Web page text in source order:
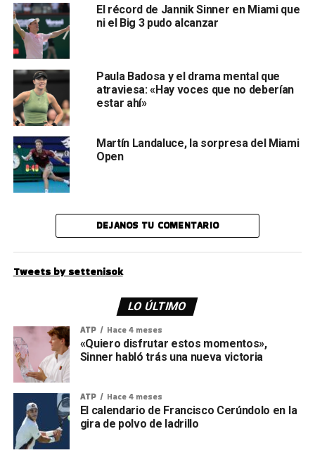
El récord de Jannik Sinner en Miami que
ni el Big 3 pudo alcanzar
Paula Badosa y el drama mental que
atraviesa: «Hay voces que no deberían
estar ahí»
Martín Landaluce, la sorpresa del Miami
Open
DEJANOS TU COMENTARIO
Tweets by settenisok
LO ÚLTIMO
ATP Hace 4 meses
«Quiero disfrutar estos momentos»,
Sinner habló trás una nueva victoria
ATP Hace 4 meses
El calendario de Francisco Cerúndolo en la
gira de polvo de ladrillo